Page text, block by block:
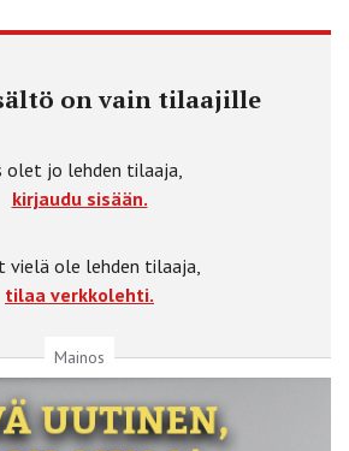
on vain tilaajille
olet jo lehden tilaaja,
kirjaudu sisään.
vielä ole lehden tilaaja,
tilaa verkkolehti.
Mainos